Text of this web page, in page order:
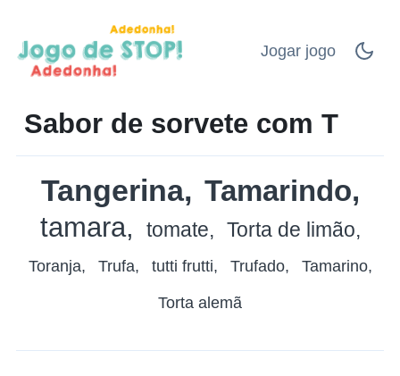
Jogar jogo
Sabor de sorvete com T
Tangerina Tamarindo
tamara tomate Torta de limão
Toranja Trufa tutti frutti Trufado Tamarino
Torta alemã